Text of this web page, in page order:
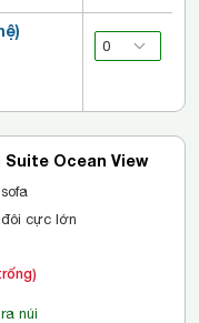
Suite Ocean View
cực lớn
núi